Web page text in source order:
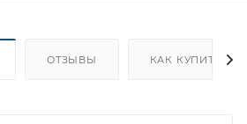
ОТЗЫВЫ КАК КУПИТЬ